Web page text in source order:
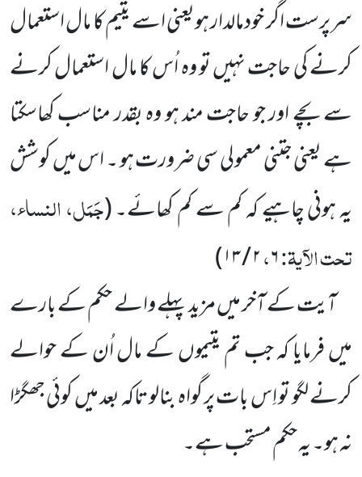
سرپرست اگر خودمالدار ہویعنی اسے یتیم کا مال استعمال
کرنے کی حاجت نہیں تو وہ اُس کا مال استعمال کرنے
سے بچے اور جو حاجت مند ہو وہ بقدر مناسب کھاسکتا
ہے یعنی جتنی معمولی سی ضرورت ہو ۔ اس میں کوشش
یہ ہونی چاہیے کہ کم سے کم کھائے۔(جَمَل، النساء،
تحت الآیۃ:۶،۲/۱۳)
آیت کے آخر میں مزید پہلے والے حکم کے بارے
میں فرمایا کہ جب تم یتیموں کے مال اُن کے حوالے
کرنے لگو تو اِس بات پر گواہ بنالو تاکہ بعد میں کوئی جھگڑا
نہ ہو۔ یہ حکم مستحب ہے۔